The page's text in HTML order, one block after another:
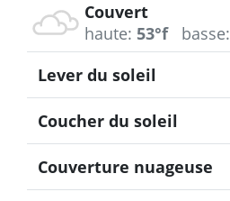
Couvert
haute: 53°f basse:
Lever du soleil
Coucher du soleil
Couverture nuageuse